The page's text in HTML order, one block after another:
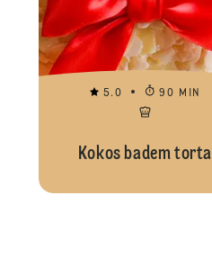
5.0 90 MIN
Kokos badem torta